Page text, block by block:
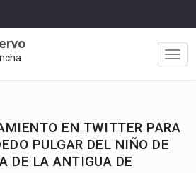
EN TWITTER PARA
PULGAR DEL NIÑO DE
DE LA ANTIGUA DE